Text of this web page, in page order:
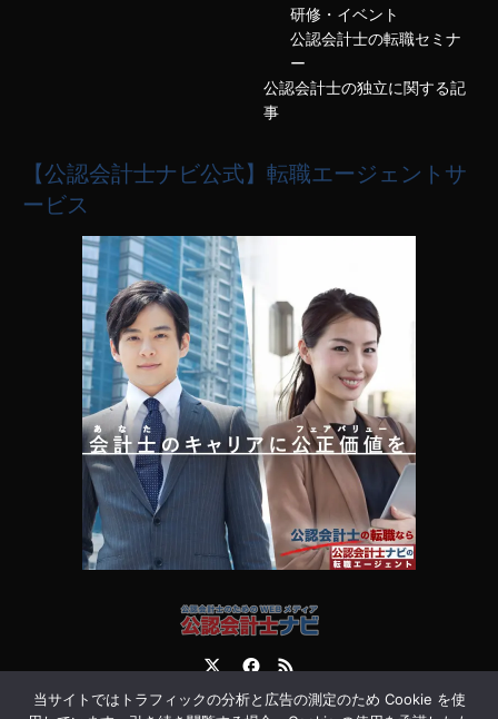
研修・イベント
公認会計士の転職セミナ
ー
公認会計士の独立に関する記
事
【公認会計士ナビ公式】転職エージェントサ
ービス
運営会社 お問合せ
当サイトではトラフィックの分析と広告の測定のため Cookie を使